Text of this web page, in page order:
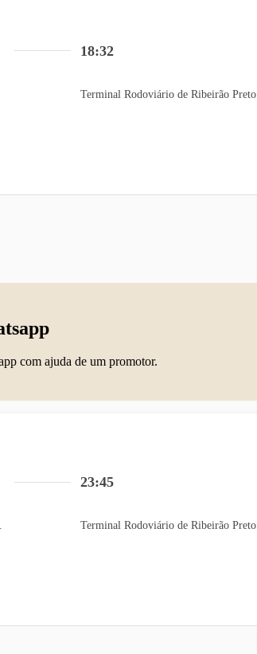
18:32
Terminal Rodoviário de Ribeirão Preto
com ajuda de um promotor.
23:45
Terminal Rodoviário de Ribeirão Preto